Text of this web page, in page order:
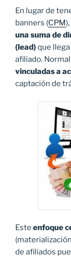
En lugar de
banners (CPM
una suma de
(lead)que
afiliado.
vinculadas a
captación de
Este enfoque
de afiliados